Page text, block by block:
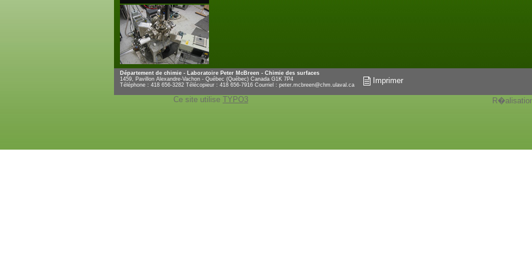
Département de chimie - Laboratoire Peter McBreen - Chimie des surfaces
1459, Pavillon Alexandre-Vachon - Québec (Québec) Canada G1K 7P4
Téléphone : 418 656-3282 Télécopieur : 418 656-7916 Courriel : peter.mcbreen@chm.ulaval.ca Imprimer
Ce site utilise TYPO3